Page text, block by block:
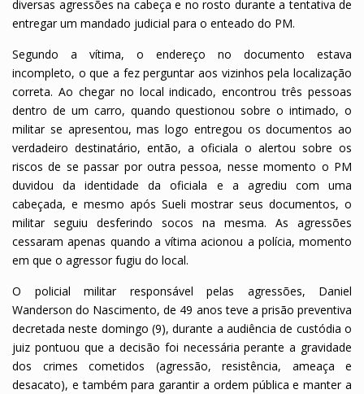
diversas agressões na cabeça e no rosto durante a tentativa de
entregar um mandado judicial para o enteado do PM.
Segundo a vítima, o endereço no documento estava
incompleto, o que a fez perguntar aos vizinhos pela localização
correta. Ao chegar no local indicado, encontrou três pessoas
dentro de um carro, quando questionou sobre o intimado, o
militar se apresentou, mas logo entregou os documentos ao
verdadeiro destinatário, então, a oficiala o alertou sobre os
riscos de se passar por outra pessoa, nesse momento o PM
duvidou da identidade da oficiala e a agrediu com uma
cabeçada, e mesmo após Sueli mostrar seus documentos, o
militar seguiu desferindo socos na mesma. As agressões
cessaram apenas quando a vítima acionou a polícia, momento
em que o agressor fugiu do local.
O policial militar responsável pelas agressões, Daniel
Wanderson do Nascimento, de 49 anos teve a prisão preventiva
decretada neste domingo (9), durante a audiência de custódia o
juiz pontuou que a decisão foi necessária perante a gravidade
dos crimes cometidos (agressão, resistência, ameaça e
desacato), e também para garantir a ordem pública e manter a